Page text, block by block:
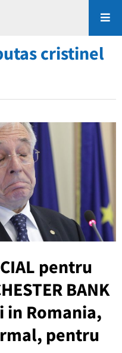
cristinel
pentru
BANK
in Romania,
pentru